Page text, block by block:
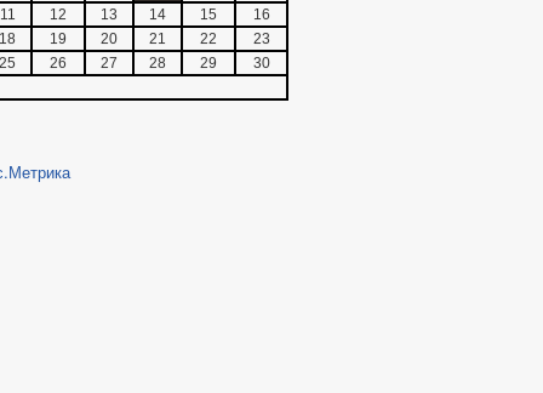
11
12 13 14 15
16
18
19 20 21 22
23
25
26 27 28 29 30